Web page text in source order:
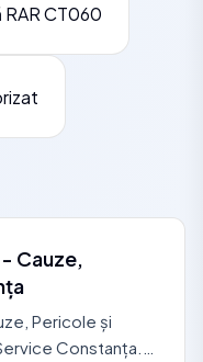
CT060
- Cauze,
Pericole și
Constanța.